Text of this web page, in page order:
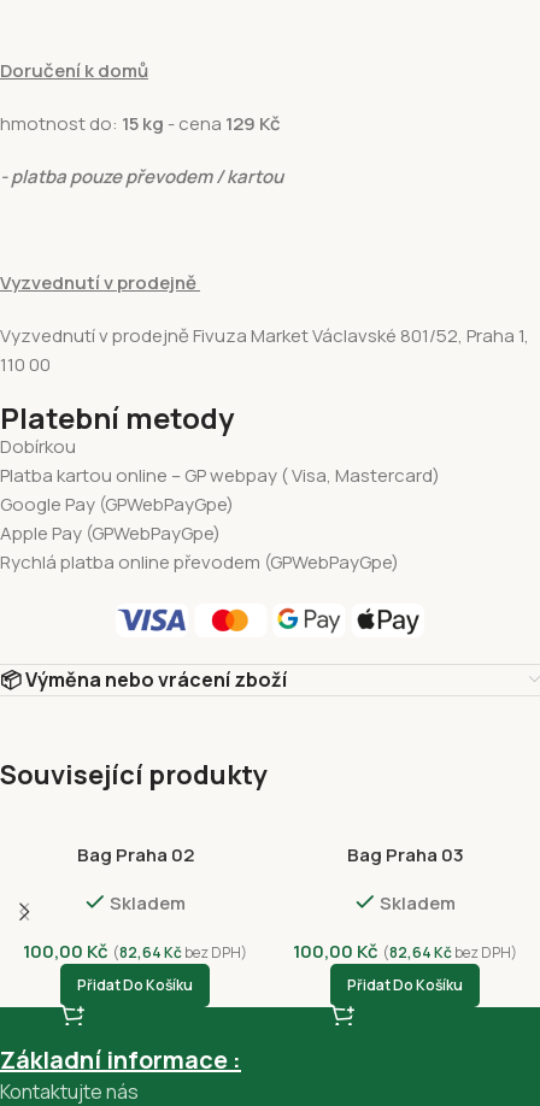
Doručení k domů
hmotnost do: 15 kg - cena 129 Kč
- platba pouze převodem / kartou
Vyzvednutí v prodejně
Vyzvednutí v prodejně Fivuza Market Václavské 801/52, Praha 1,
110 00
Platební metody
Dobírkou
Platba kartou online – GP webpay ( Visa, Mastercard)
Google Pay (GPWebPayGpe)
Apple Pay (GPWebPayGpe)
Rychlá platba online převodem (GPWebPayGpe)
📦 Výměna nebo vrácení zboží
Související produkty
Bag Praha 02
Skladem
100,00 Kč (82,64Kčbez DPH)
Přidat Do Košíku
Bag Praha 03
Skladem
100,00 Kč (82,64Kčbez DPH)
Přidat Do Košíku
Základní informace :
Kontaktujte nás